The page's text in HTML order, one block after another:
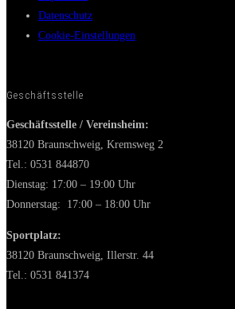
Datenschutz
Cookie-Einstellungen
Geschäftsstelle
Geschäftsstelle / Vereinsheim:
38120 Braunschweig, Kremsweg 2
Tel.: 0531 844870
Dienstag: 17:00 – 19:00 Uhr
Donnerstag: 17:00 – 18:00 Uhr
Sportplatz:
38120 Braunschweig, Illerstr. 44
Tel.: 0531 841374